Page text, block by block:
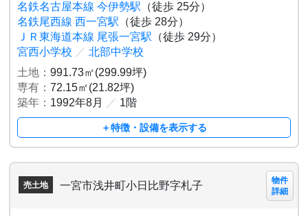
名鉄名古屋本線 今伊勢駅 （徒歩 25分）
名鉄尾西線 西一宮駅 （徒歩 28分）
ＪＲ東海道本線 尾張一宮駅 （徒歩 29分）
宮西小学校 ／ 北部中学校
土地：991.73㎡(299.99坪)
専有：72.15㎡(21.82坪)
築年： 1992年8月 ／ 1階
＋特徴・設備を表示する
売土地 一宮市浅井町小日比野字札子
物件
詳細